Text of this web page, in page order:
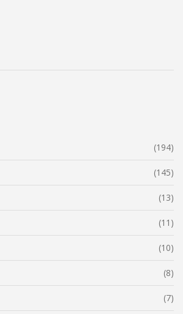
a zdravotní rizika, které s tím
si, že je důležité vždy užívat
(194)
(145)
(13)
(11)
(10)
(8)
(7)